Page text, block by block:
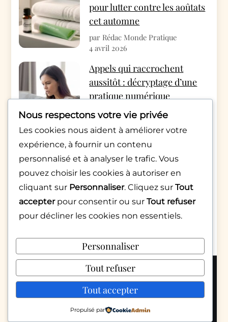
pour lutter contre les aoûtats
cet automne
par Rédac Monde Pratique
4 avril 2026
Appels qui raccrochent
aussitôt : décryptage d’une
pratique numérique
inquiétante
par Sarah Martinez
6 février 2026
Copyright 2026 © Mondepratique.fr |
Politique de confidentialité
Nous contacter
Mentions légales
Conditions d’utilisation
Nous respectons votre vie privée
Les cookies nous aident à améliorer votre
expérience, à fournir un contenu
personnalisé et à analyser le trafic. Vous
pouvez choisir les cookies à autoriser en
cliquant sur Personnaliser. Cliquez sur Tout
accepterpour consentir ou sur Tout refuser
pour décliner les cookies non essentiels.
Personnaliser
Tout refuser
Tout accepter
Propulsé par